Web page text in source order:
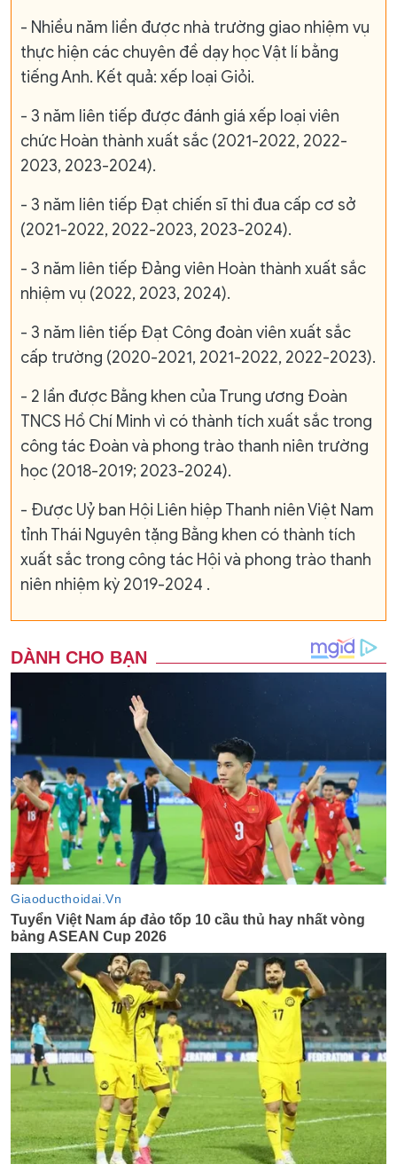
- Nhiều năm liền được nhà trường giao nhiệm vụ
thực hiện các chuyên đề dạy học Vật lí bằng
tiếng Anh. Kết quả: xếp loại Giỏi.
- 3 năm liên tiếp được đánh giá xếp loại viên
chức Hoàn thành xuất sắc (2021-2022, 2022-
2023, 2023-2024).
- 3 năm liên tiếp Đạt chiến sĩ thi đua cấp cơ sở
(2021-2022, 2022-2023, 2023-2024).
- 3 năm liên tiếp Đảng viên Hoàn thành xuất sắc
nhiệm vụ (2022, 2023, 2024).
- 3 năm liên tiếp Đạt Công đoàn viên xuất sắc
cấp trường (2020-2021, 2021-2022, 2022-2023).
- 2 lần được Bằng khen của Trung ương Đoàn
TNCS Hồ Chí Minh vì có thành tích xuất sắc trong
công tác Đoàn và phong trào thanh niên trường
học (2018-2019; 2023-2024).
- Được Uỷ ban Hội Liên hiệp Thanh niên Việt Nam
tỉnh Thái Nguyên tặng Bằng khen có thành tích
xuất sắc trong công tác Hội và phong trào thanh
niên nhiệm kỳ 2019-2024 .